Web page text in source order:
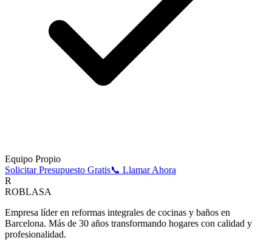
Equipo Propio
Solicitar Presupuesto Gratis📞 Llamar Ahora
R
ROBLASA
Empresa líder en reformas integrales de cocinas y baños en
Barcelona. Más de 30 años transformando hogares con calidad y
profesionalidad.